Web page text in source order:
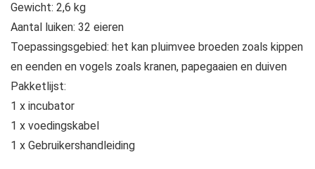
Gewicht: 2,6 kg
Aantal luiken: 32 eieren
Toepassingsgebied: het kan pluimvee broeden zoals kippen
en eenden en vogels zoals kranen, papegaaien en duiven
Pakketlijst:
1 x incubator
1 x voedingskabel
1 x Gebruikershandleiding